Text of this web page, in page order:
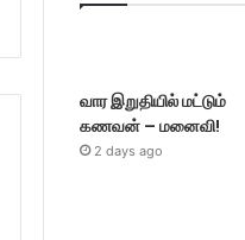
வார இறுதியில் மட்டும்
கணவன் – மனைவி!
2 days ago